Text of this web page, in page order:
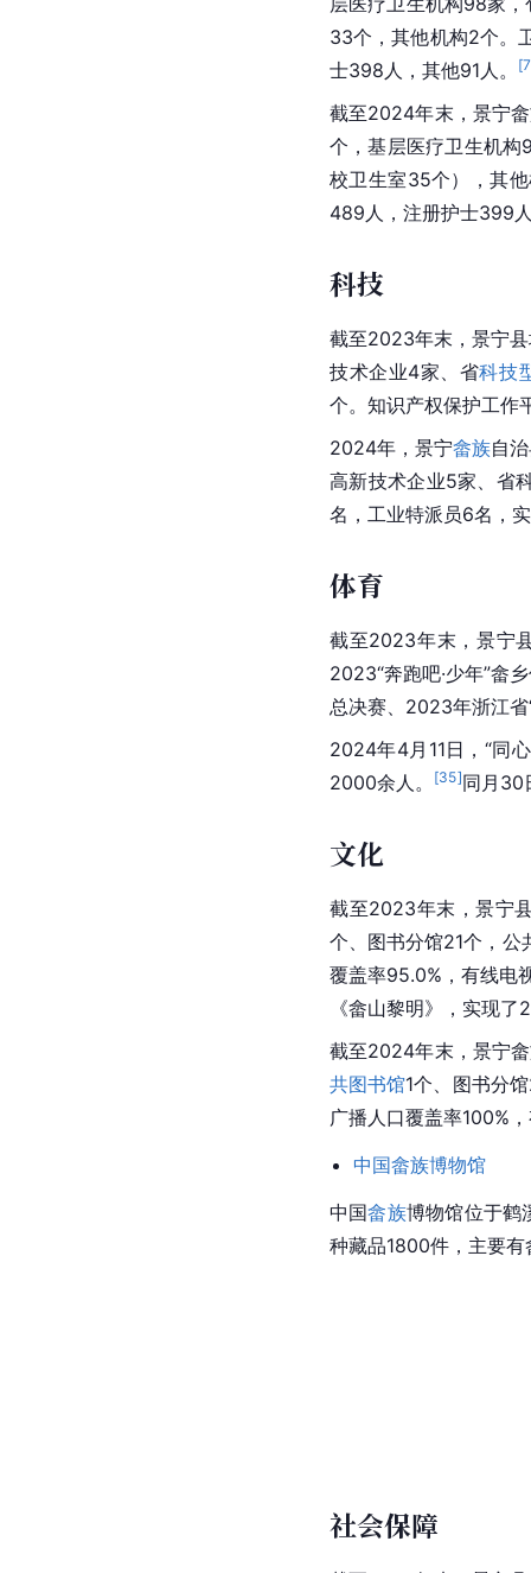
33个，其他机构2个。
士398人，其他91人。
[7
截至2024年末，景宁
个，基层医疗卫生机
校卫生室35个），其
489人，注册护士399
科技
截至2023年末，景宁
技术企业4家、省科技
个。知识产权保护工作
2024年，景宁畲族自
高新技术企业5家、省
名，工业特派员6名，
体育
截至2023年末，景宁
2023“奔跑吧·少年”畲
总决赛、2023年浙江省
2024年4月11日，“同
2000余人。
[35]同月30
文化
截至2023年末，景宁
个、图书分馆21个，
覆盖率95.0%，有线电
《畲山黎明》，实现
截至2024年末，景宁
共图书馆1个、图书分
广播人口覆盖率100%
中国畲族博物馆
中国畲族博物馆位于鹤
种藏品1800件，主要
社会保障